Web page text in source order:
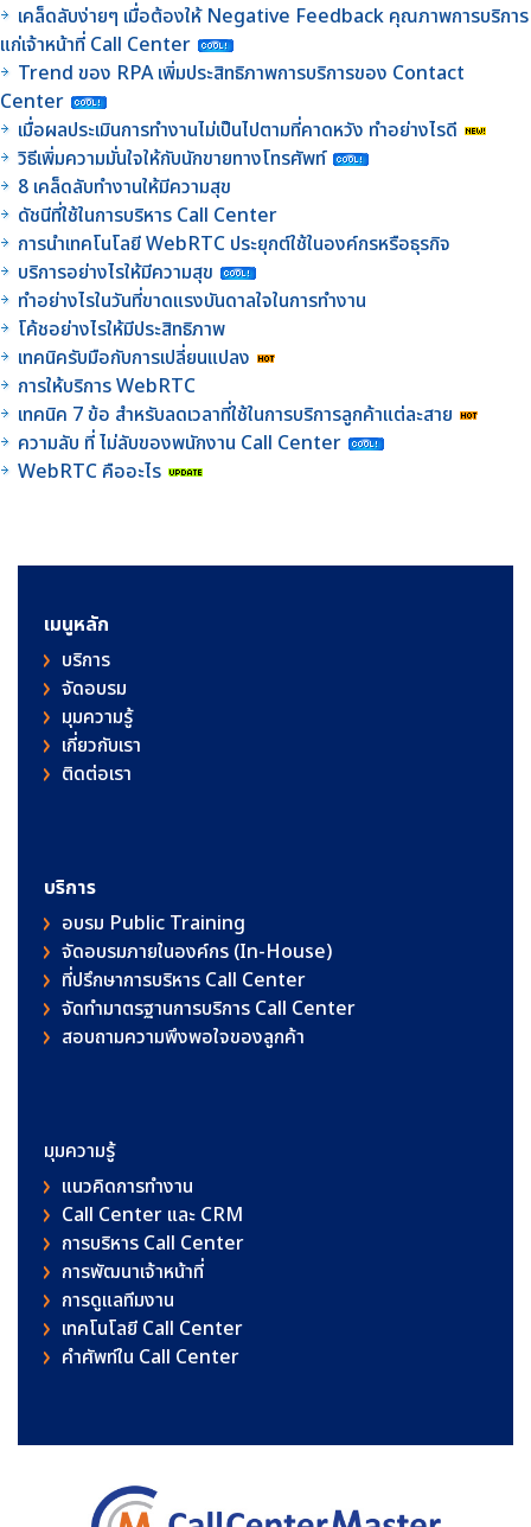
เคล็ดลับง่ายๆ เมื่อต้องให้ Negative Feedback คุณภาพการบริการ
แก่เจ้าหน้าที่ Call Center
Trend ของ RPA เพิ่มประสิทธิภาพการบริการของ Contact
Center
เมื่อผลประเมินการทำงานไม่เป็นไปตามที่คาดหวัง ทำอย่างไรดี
วิธีเพิ่มความมั่นใจให้กับนักขายทางโทรศัพท์
8 เคล็ดลับทำงานให้มีความสุข
ดัชนีที่ใช้ในการบริหาร Call Center
การนำเทคโนโลยี WebRTC ประยุกต์ใช้ในองค์กรหรือธุรกิจ
บริการอย่างไรให้มีความสุข
ทำอย่างไรในวันที่ขาดแรงบันดาลใจในการทำงาน
โค้ชอย่างไรให้มีประสิทธิภาพ
เทคนิครับมือกับการเปลี่ยนแปลง
การให้บริการ WebRTC
เทคนิค 7 ข้อ สำหรับลดเวลาที่ใช้ในการบริการลูกค้าแต่ละสาย
ความลับ ที่ ไม่ลับของพนักงาน Call Center
WebRTC คืออะไร
เมนูหลัก
บริการ
จัดอบรม
มุมความรู้
เกี่ยวกับเรา
ติดต่อเรา
บริการ
อบรม Public Training
จัดอบรมภายในองค์กร (In-House)
ที่ปรึกษาการบริหาร Call Center
จัดทำมาตรฐานการบริการ Call Center
สอบถามความพึงพอใจของลูกค้า
มุมความรู้
แนวคิดการทำงาน
Call Center และ CRM
การบริหาร Call Center
การพัฒนาเจ้าหน้าที่
การดูแลทีมงาน
เทคโนโลยี Call Center
คําศัพท์ใน Call Center